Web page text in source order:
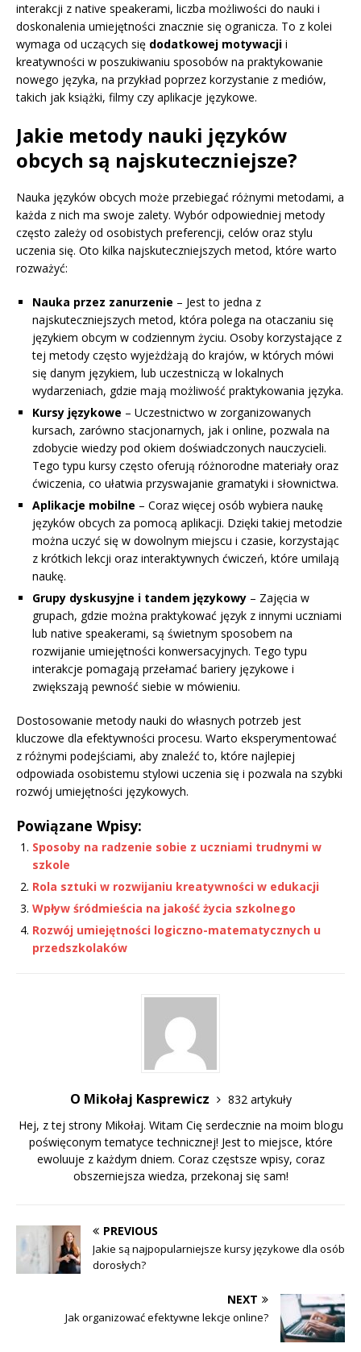
interakcji z native speakerami, liczba możliwości do nauki i
doskonalenia umiejętności znacznie się ogranicza. To z kolei
wymaga od uczących się dodatkowej motywacji i
kreatywności w poszukiwaniu sposobów na praktykowanie
nowego języka, na przykład poprzez korzystanie z mediów,
takich jak książki, filmy czy aplikacje językowe.
Jakie metody nauki języków
obcych są najskuteczniejsze?
Nauka języków obcych może przebiegać różnymi metodami, a
każda z nich ma swoje zalety. Wybór odpowiedniej metody
często zależy od osobistych preferencji, celów oraz stylu
uczenia się. Oto kilka najskuteczniejszych metod, które warto
rozważyć:
Nauka przez zanurzenie – Jest to jedna z
najskuteczniejszych metod, która polega na otaczaniu się
językiem obcym w codziennym życiu. Osoby korzystające z
tej metody często wyjeżdżają do krajów, w których mówi
się danym językiem, lub uczestniczą w lokalnych
wydarzeniach, gdzie mają możliwość praktykowania języka.
Kursy językowe – Uczestnictwo w zorganizowanych
kursach, zarówno stacjonarnych, jak i online, pozwala na
zdobycie wiedzy pod okiem doświadczonych nauczycieli.
Tego typu kursy często oferują różnorodne materiały oraz
ćwiczenia, co ułatwia przyswajanie gramatyki i słownictwa.
Aplikacje mobilne – Coraz więcej osób wybiera naukę
języków obcych za pomocą aplikacji. Dzięki takiej metodzie
można uczyć się w dowolnym miejscu i czasie, korzystając
z krótkich lekcji oraz interaktywnych ćwiczeń, które umilają
naukę.
Grupy dyskusyjne i tandem językowy – Zajęcia w
grupach, gdzie można praktykować język z innymi uczniami
lub native speakerami, są świetnym sposobem na
rozwijanie umiejętności konwersacyjnych. Tego typu
interakcje pomagają przełamać bariery językowe i
zwiększają pewność siebie w mówieniu.
Dostosowanie metody nauki do własnych potrzeb jest
kluczowe dla efektywności procesu. Warto eksperymentować
z różnymi podejściami, aby znaleźć to, które najlepiej
odpowiada osobistemu stylowi uczenia się i pozwala na szybki
rozwój umiejętności językowych.
Powiązane Wpisy:
Sposoby na radzenie sobie z uczniami trudnymi w
szkole
Rola sztuki w rozwijaniu kreatywności w edukacji
Wpływ śródmieścia na jakość życia szkolnego
Rozwój umiejętności logiczno-matematycznych u
przedszkolaków
O Mikołaj Kasprewicz
832 artykuły
Hej, z tej strony Mikołaj. Witam Cię serdecznie na moim blogu
poświęconym tematyce technicznej! Jest to miejsce, które
ewoluuje z każdym dniem. Coraz częstsze wpisy, coraz
obszerniejsza wiedza, przekonaj się sam!
PREVIOUS
Jakie są najpopularniejsze kursy językowe dla osób
dorosłych?
NEXT
Jak organizować efektywne lekcje online?